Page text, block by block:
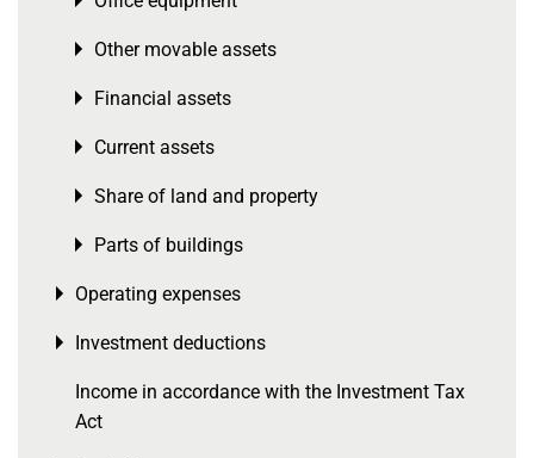
Other movable assets
Toggle menu
Financial assets
Toggle menu
Current assets
Toggle menu
Share of land and property
Toggle menu
Parts of buildings
Toggle menu
Operating expenses
Toggle menu
Investment deductions
Toggle menu
Income in accordance with the Investment Tax
Act